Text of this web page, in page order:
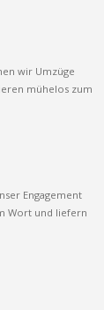
wir Umzüge
mühelos zum
Engagement
Wort und liefern